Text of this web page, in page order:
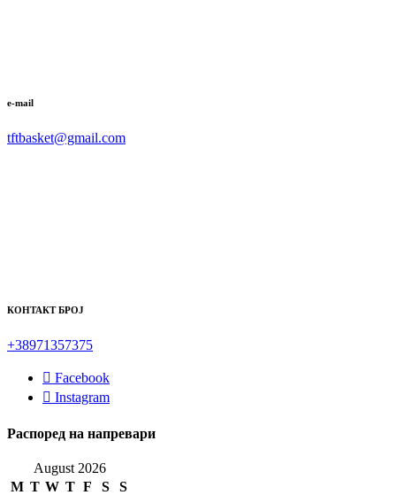
e-mail
tftbasket@gmail.com
КОНТАКТ БРОЈ
+38971357375
Facebook
Instagram
Распоред на напревари
August 2026
M T W T F S S